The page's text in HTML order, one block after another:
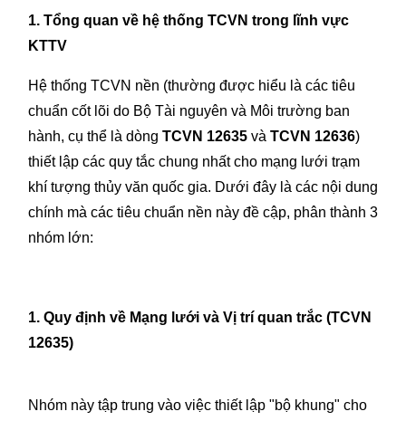
1. Tổng quan về hệ thống TCVN trong lĩnh vực
KTTV
Hệ thống TCVN nền (thường được hiểu là các tiêu
chuẩn cốt lõi do Bộ Tài nguyên và Môi trường ban
hành, cụ thể là dòng TCVN 12635 và TCVN 12636)
thiết lập các quy tắc chung nhất cho mạng lưới trạm
khí tượng thủy văn quốc gia. Dưới đây là các nội dung
chính mà các tiêu chuẩn nền này đề cập, phân thành 3
nhóm lớn:
1. Quy định về Mạng lưới và Vị trí quan trắc (TCVN
12635)
Nhóm này tập trung vào việc thiết lập "bộ khung" cho